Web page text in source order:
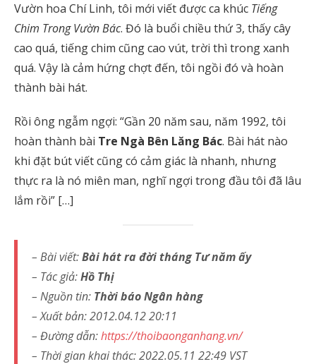
Vườn hoa Chí Linh, tôi mới viết được ca khúc Tiếng
Chim Trong Vườn Bác. Đó là buổi chiều thứ 3, thấy cây
cao quá, tiếng chim cũng cao vút, trời thì trong xanh
quá. Vậy là cảm hứng chợt đến, tôi ngồi đó và hoàn
thành bài hát.
Rồi ông ngẫm ngợi: “Gần 20 năm sau, năm 1992, tôi
hoàn thành bài Tre Ngà Bên Lăng Bác. Bài hát nào
khi đặt bút viết cũng có cảm giác là nhanh, nhưng
thực ra là nó miên man, nghĩ ngợi trong đầu tôi đã lâu
lắm rồi” […]
– Bài viết:Bài hát ra đời tháng Tư năm ấy
– Tác giả:Hồ Thị
– Nguồn tin: Thời báo Ngân hàng
– Xuất bản: 2012.04.12 20:11
– Đường dẫn:https://thoibaonganhang.vn/
– Thời gian khai thác: 2022.05.11 22:49 VST